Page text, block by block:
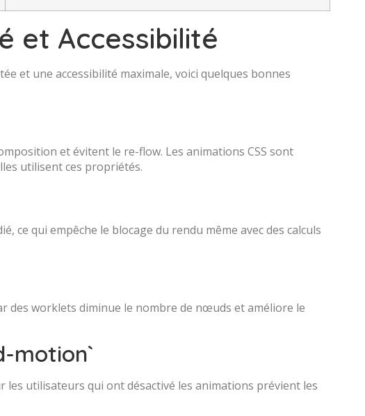
et Accessibilité
et une accessibilité maximale, voici quelques bonnes
et évitent le re-flow. Les animations CSS sont
utilisent ces propriétés.
ce qui empêche le blocage du rendu même avec des calculs
des worklets diminue le nombre de nœuds et améliore le
motion`
utilisateurs qui ont désactivé les animations prévient les